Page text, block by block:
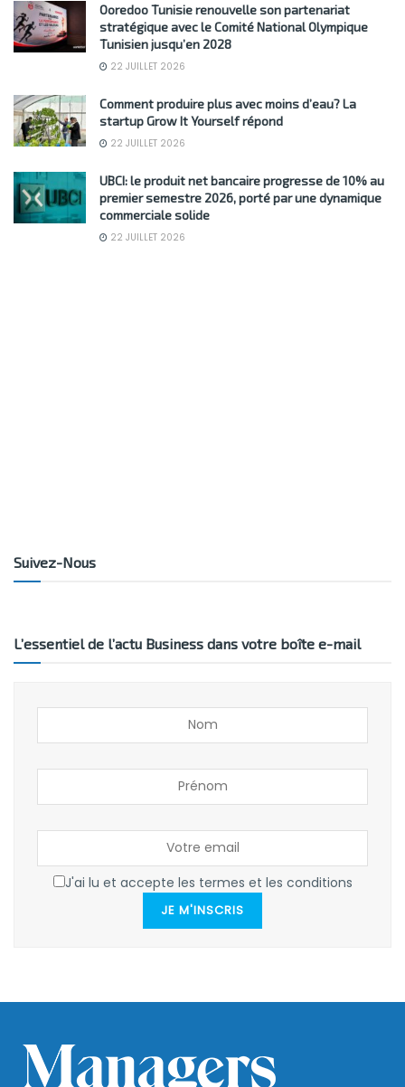
Ooredoo Tunisie renouvelle son partenariat
stratégique avec le Comité National Olympique
Tunisien jusqu’en 2028
22 JUILLET 2026
Comment produire plus avec moins d’eau? La
startup Grow It Yourself répond
22 JUILLET 2026
UBCI: le produit net bancaire progresse de 10% au
premier semestre 2026, porté par une dynamique
commerciale solide
22 JUILLET 2026
Suivez-Nous
L’essentiel de l’actu Business dans votre boîte e-mail
J'ai lu et accepte les termes et les conditions
JE M'INSCRIS